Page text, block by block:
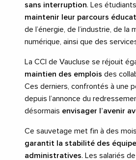
sans interruption. Les
maintenir leur parcours
de l’énergie, de l’industrie, de la
numérique, ainsi que des
La CCI de Vaucluse se réjouit
maintien des emplois des
Ces derniers, confrontés à une
depuis l’annonce du
désormais envisager l’avenir
Ce sauvetage met fin à des
garantit la stabilité des
administratives. Les salariés